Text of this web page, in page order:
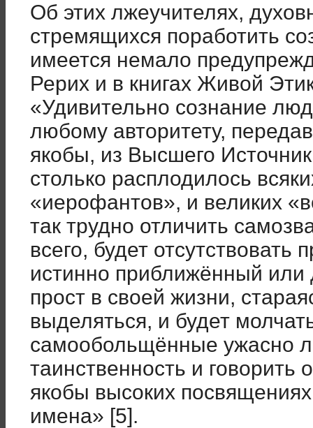
Об этих лжеучителях,
стремящихся поработить
имеется немало
Рерих и в книгах Живой
«Удивительно сознание
любому авторитету,
якобы, из Высшего
столько расплодилось
«иерофантов», и великих
так трудно отличить
всего, будет отсутствовать
истинно приближённый
прост в своей жизни,
выделяться, и будет
самообольщённые ужасно
таинственность и
якобы высоких
имена» [5].